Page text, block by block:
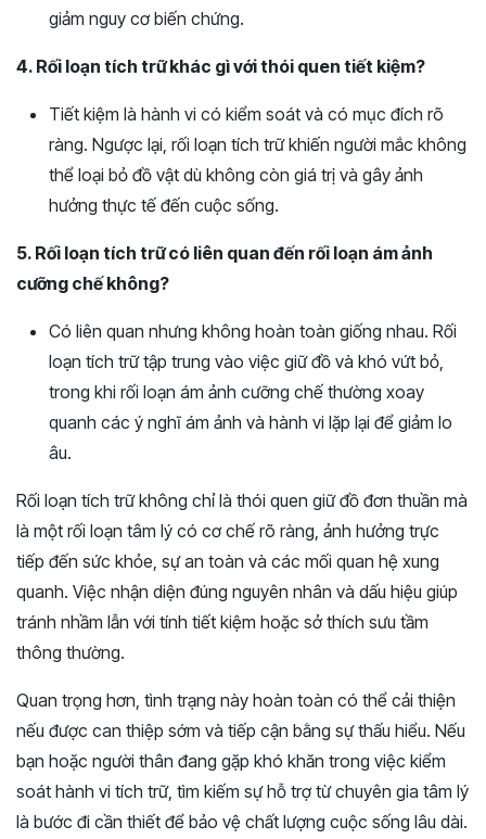
giảm nguy cơ biến chứng.
4. Rối loạn tích trữ khác gì với thói quen tiết kiệm?
Tiết kiệm là hành vi có kiểm soát và có mục đích rõ
ràng. Ngược lại, rối loạn tích trữ khiến người mắc không
thể loại bỏ đồ vật dù không còn giá trị và gây ảnh
hưởng thực tế đến cuộc sống.
5. Rối loạn tích trữ có liên quan đến rối loạn ám ảnh
cưỡng chế không?
Có liên quan nhưng không hoàn toàn giống nhau. Rối
loạn tích trữ tập trung vào việc giữ đồ và khó vứt bỏ,
trong khi rối loạn ám ảnh cưỡng chế thường xoay
quanh các ý nghĩ ám ảnh và hành vi lặp lại để giảm lo
âu.
Rối loạn tích trữ không chỉ là thói quen giữ đồ đơn thuần mà
là một rối loạn tâm lý có cơ chế rõ ràng, ảnh hưởng trực
tiếp đến sức khỏe, sự an toàn và các mối quan hệ xung
quanh. Việc nhận diện đúng nguyên nhân và dấu hiệu giúp
tránh nhầm lẫn với tính tiết kiệm hoặc sở thích sưu tầm
thông thường.
Quan trọng hơn, tình trạng này hoàn toàn có thể cải thiện
nếu được can thiệp sớm và tiếp cận bằng sự thấu hiểu. Nếu
bạn hoặc người thân đang gặp khó khăn trong việc kiểm
soát hành vi tích trữ, tìm kiếm sự hỗ trợ từ chuyên gia tâm lý
là bước đi cần thiết để bảo vệ chất lượng cuộc sống lâu dài.